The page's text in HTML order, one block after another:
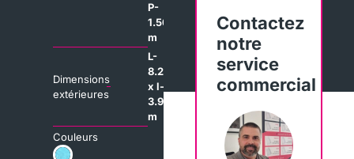
P-
1.50
m
Dimensions
extérieures
L-
8.20
x l-
3.90
m
Couleurs
Contactez
notre
service
commercial